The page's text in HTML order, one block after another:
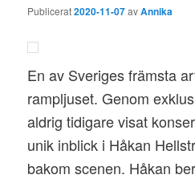
Publicerat2020-11-07avAnnika
En av Sveriges främsta
rampljuset. Genom
aldrig tidigare visat
unik inblick i Håkan
bakom scenen. Håkan